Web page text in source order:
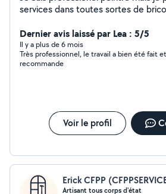
services dans toutes sortes de
Dernier avis laissé par Lea : 5/5
Il y a plus de 6 mois
Très professionnel, le travail a bien été fait et
recommande
Voir le profil
Erick CFPP
Artisant tous corps d'état